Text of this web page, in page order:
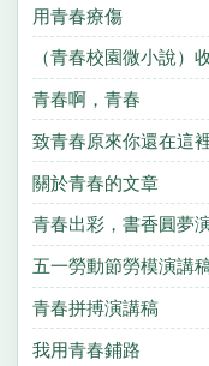
用青春療傷
（青春校園微小說）
青春啊，青春
致青春原來你還在這
關於青春的文章
青春出彩，書香圓夢
五一勞動節勞模演講
青春拼搏演講稿
我用青春鋪路